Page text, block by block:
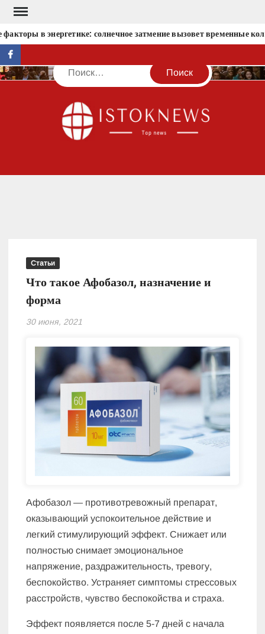
Перейти
содержимомув энергетике: солнечное затмение вызовет временные
facebook
Поиск
Статьи
Что такое Афобазол, назначение и
форма
30 июня, 2021
Афобазол — противотревожный препарат,
оказывающий успокоительное действие и
легкий стимулирующий эффект. Снижает или
полностью снимает эмоциональное
напряжение, раздражительность, тревогу,
беспокойство. Устраняет симптомы стрессовых
расстройств, чувство беспокойства и страха.
Эффект появляется после 5-7 дней с начала